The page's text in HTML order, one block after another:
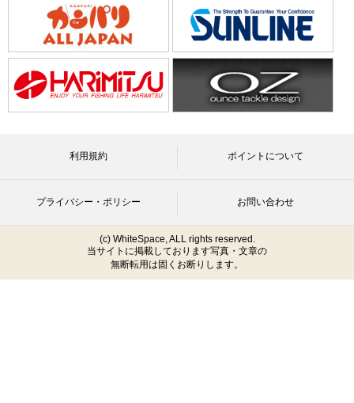
利用規約 ポイントについて
プライバシー・ポリシー お問い合わせ
(c) WhiteSpace, ALL rights reserved.
当サイトに掲載しております写真・文章の
無断転用は固くお断りします。